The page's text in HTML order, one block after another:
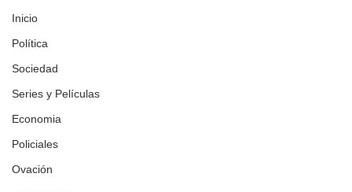
Inicio
Política
Sociedad
Series y Películas
Economia
Policiales
Ovación